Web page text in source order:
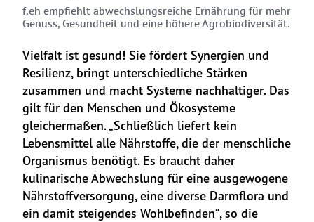
f.eh empfiehlt abwechslungsreiche Ernährung für mehr
Genuss, Gesundheit und eine höhere Agrobiodiversität.
Vielfalt ist gesund! Sie fördert Synergien und
Resilienz, bringt unterschiedliche Stärken
zusammen und macht Systeme nachhaltiger. Das
gilt für den Menschen und Ökosysteme
gleichermaßen. „Schließlich liefert kein
Lebensmittel alle Nährstoffe, die der menschliche
Organismus benötigt. Es braucht daher
kulinarische Abwechslung für eine ausgewogene
Nährstoffversorgung, eine diverse Darmflora und
ein damit steigendes Wohlbefinden“, so die